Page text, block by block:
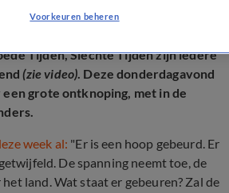
Tijden, Slechte Tijden zijn iedere
(zie video). Deze donderdagavond
grote ontknoping, met in de
week al: "Er is een hoop gebeurd. Er
De spanning neemt toe, de
land. Wat staat er gebeuren? Zal de
Voorkeuren beheren